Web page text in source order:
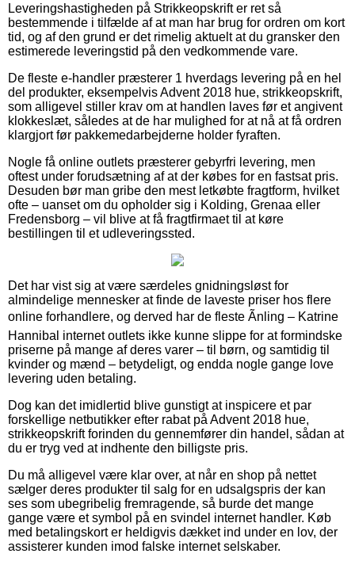
Leveringshastigheden på Strikkeopskrift er ret så
bestemmende i tilfælde af at man har brug for ordren om kort
tid, og af den grund er det rimelig aktuelt at du gransker den
estimerede leveringstid på den vedkommende vare.
De fleste e-handler præsterer 1 hverdags levering på en hel
del produkter, eksempelvis Advent 2018 hue, strikkeopskrift,
som alligevel stiller krav om at handlen laves før et angivent
klokkeslæt, således at de har mulighed for at nå at få ordren
klargjort før pakkemedarbejderne holder fyraften.
Nogle få online outlets præsterer gebyrfri levering, men
oftest under forudsætning af at der købes for en fastsat pris.
Desuden bør man gribe den mest letkøbte fragtform, hvilket
ofte – uanset om du opholder sig i Kolding, Grenaa eller
Fredensborg – vil blive at få fragtfirmaet til at køre
bestillingen til et udleveringssted.
Det har vist sig at være særdeles gnidningsløst for
almindelige mennesker at finde de laveste priser hos flere
online forhandlere, og derved har de fleste Ãnling – Katrine
Hannibal internet outlets ikke kunne slippe for at formindske
priserne på mange af deres varer – til børn, og samtidig til
kvinder og mænd – betydeligt, og endda nogle gange love
levering uden betaling.
Dog kan det imidlertid blive gunstigt at inspicere et par
forskellige netbutikker efter rabat på Advent 2018 hue,
strikkeopskrift forinden du gennemfører din handel, sådan at
du er tryg ved at indhente den billigste pris.
Du må alligevel være klar over, at når en shop på nettet
sælger deres produkter til salg for en udsalgspris der kan
ses som ubegribelig fremragende, så burde det mange
gange være et symbol på en svindel internet handler. Køb
med betalingskort er heldigvis dækket ind under en lov, der
assisterer kunden imod falske internet selskaber.